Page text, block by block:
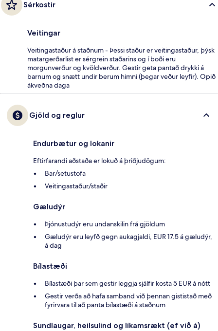
Sérkostir
Veitingar
Veitingastaður á staðnum - Þessi staður er veitingastaður, þýsk
matargerðarlist er sérgrein staðarins og í boði eru
morgunverður og kvöldverður. Gestir geta pantað drykki á
barnum og snætt undir berum himni (þegar veður leyfir). Opið
ákveðna daga
Gjöld og reglur
Endurbætur og lokanir
Eftirfarandi aðstaða er lokuð á þriðjudögum:
Bar/setustofa
Veitingastaður/staðir
Gæludýr
Þjónustudýr eru undanskilin frá gjöldum
Gæludýr eru leyfð gegn aukagjaldi, EUR 17.5 á gæludýr,
á dag
Bílastæði
Bílastæði þar sem gestir leggja sjálfir kosta 5 EUR á nótt
Gestir verða að hafa samband við þennan gististað með
fyrirvara til að panta bílastæði á staðnum
Sundlaugar, heilsulind og líkamsrækt (ef við á)